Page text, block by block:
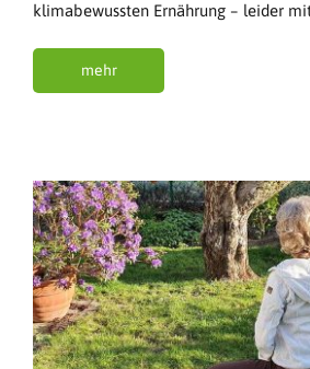
klimabewussten Ernährung – leider
mehr